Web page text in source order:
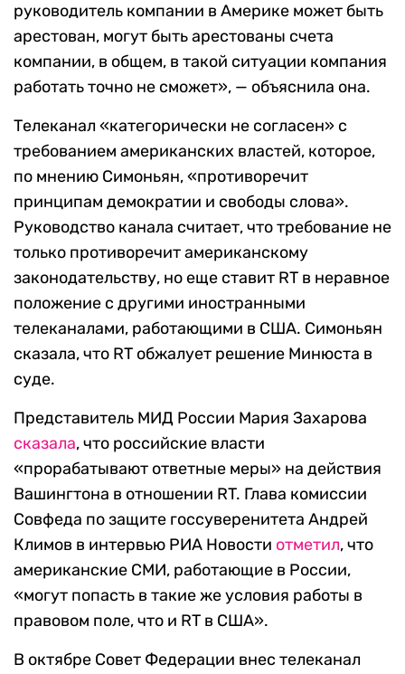
руководитель компании в Америке может быть
арестован, могут быть арестованы счета
компании, в общем, в такой ситуации компания
работать точно не сможет», — объяснила она.
Телеканал «категорически не согласен» с
требованием американских властей, которое,
по мнению Симоньян, «противоречит
принципам демократии и свободы слова».
Руководство канала считает, что требование не
только противоречит американскому
законодательству, но еще ставит RT в неравное
положение с другими иностранными
телеканалами, работающими в США. Симоньян
сказала, что RT обжалует решение Минюста в
суде.
Представитель МИД России Мария Захарова
сказала, что российские власти
«прорабатывают ответные меры» на действия
Вашингтона в отношении RT. Глава комиссии
Совфеда по защите госсуверенитета Андрей
Климов в интервью РИА Новости отметил, что
американские СМИ, работающие в России,
«могут попасть в такие же условия работы в
правовом поле, что и RT в США».
В октябре Совет Федерации внес телеканал